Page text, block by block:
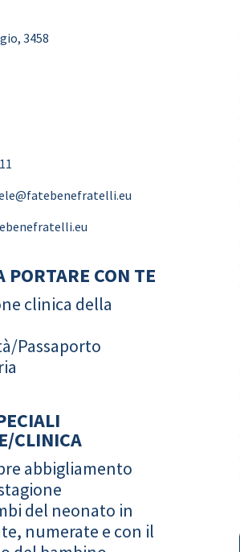
3458
PORTARE CON TE
clinica della
Passaporto
CLINICA
abbigliamento
del neonato in
numerate e con il